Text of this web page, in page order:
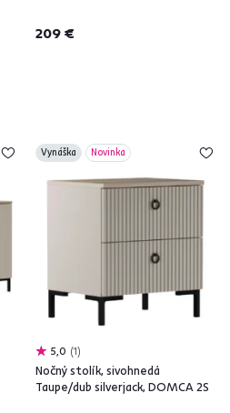
209 €
Vynáška Novinka
5,0 1
Nočný stolík, sivohnedá
Taupe/dub silverjack, DOMCA 2S